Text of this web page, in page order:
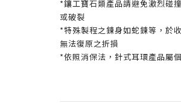
*鑲工寶石類產品請避免激烈碰
或破裂
*特殊製程之鍊身如蛇鍊等，於
無法復原之折損
*依照消保法，針式耳環產品屬